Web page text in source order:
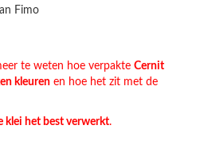
Fimo
te weten hoe verpakte Cernit
kleuren en hoe het zit met de
klei het best verwerkt.